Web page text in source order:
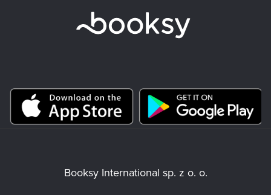
Booksy International sp. z o. o.